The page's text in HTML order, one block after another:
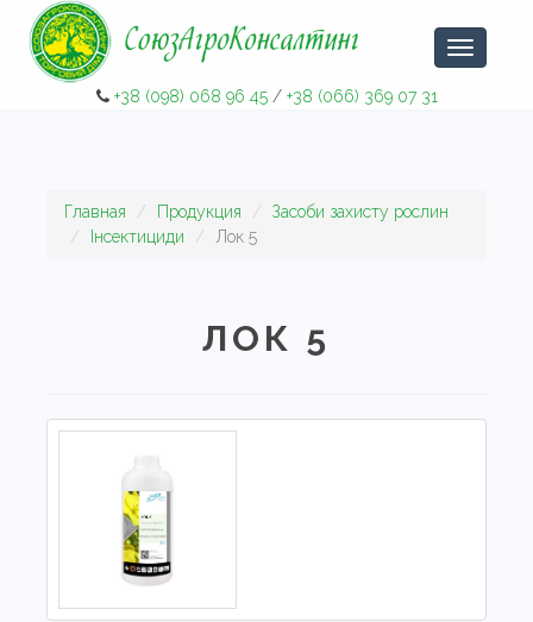
+38 (098) 068 96 45/ +38 (066) 369 07 31
Главная Продукция
Засоби захисту рослин
Iнсектициди
Лок 5
ЛОК 5